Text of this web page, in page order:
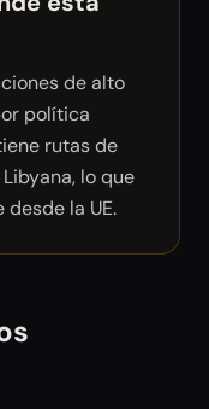
de alto
política
rutas de
lo que
la UE.